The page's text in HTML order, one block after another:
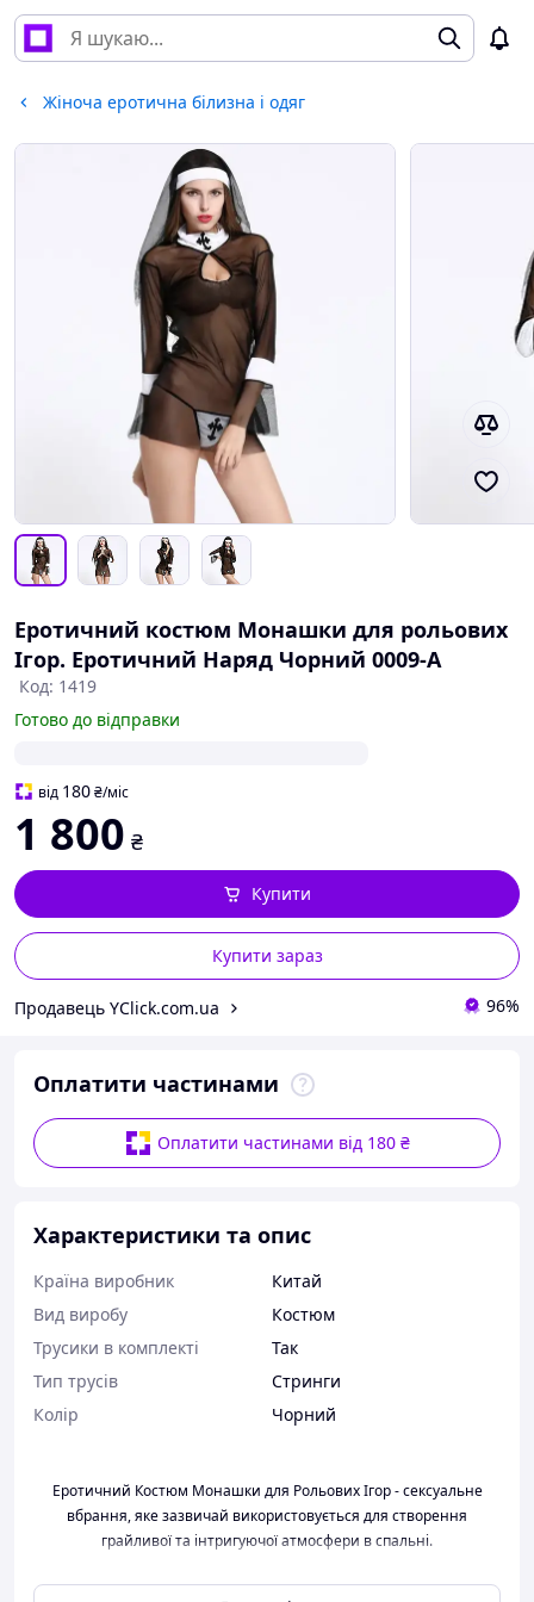
Жіноча еротична білизна і одяг
Еротичний костюм Монашки для рольових
Ігор. Еротичний Наряд Чорний 0009-A
Код: 1419
Готово до відправки
від 180₴/міс
1 800 ₴
Купити зараз
Купити
Продавець YClick.com.ua 96%
Оплатити частинами
Оплатити частинами від 180 ₴
Характеристики та опис
Країна виробник
Китай
Вид виробу
Костюм
Трусики в комплекті
Так
Тип трусів
Стринги
Колір
Чорний
Еротичний Костюм Монашки для Рольових Ігор - сексуальне
вбрання, яке зазвичай використовується для створення
грайливої ​​та інтригуючої атмосфери в спальні.